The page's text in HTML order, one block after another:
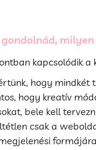
kapcsolódik a
hogy mindkét
hogy kreatív
bele kell
csak a